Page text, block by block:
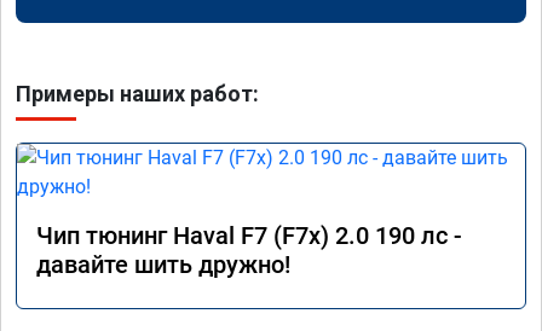
Примеры наших работ:
Чип тюнинг Haval F7 (F7x) 2.0 190 лс -
давайте шить дружно!